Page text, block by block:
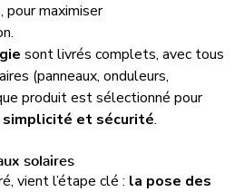
, pour maximiser
sont livrés complets, avec tous
(panneaux, onduleurs,
produit est sélectionné pour
simplicité et sécurité.
solaires
vient l’étape clé : la pose des